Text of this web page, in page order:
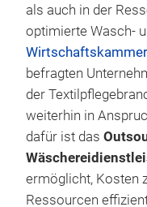
als auch in der
optimierte Wasch-
befragten
der
weiterhin in
dafür ist das
ermöglicht, Kosten
Ressourcen